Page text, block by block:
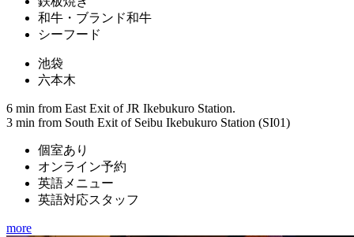
和牛・ブランド和牛
シーフード
池袋
六本木
6 min from East Exit of JR Ikebukuro Station.
3 min from South Exit of Seibu Ikebukuro Station (SI01)
個室あり
オンライン予約
英語メニュー
英語対応スタッフ
more